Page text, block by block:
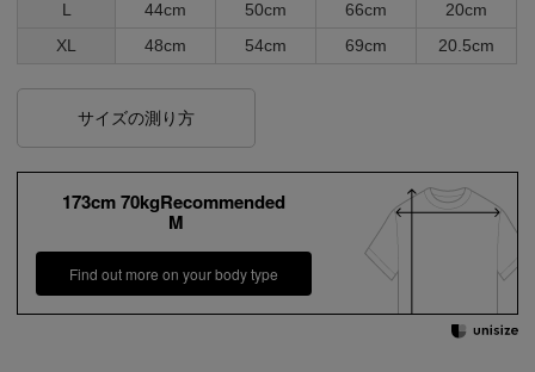
L
44cm 50cm 66cm
20cm
XL
48cm 54cm 69cm 20.5cm
サイズの測り方
173cm 70kgRecommended
M
Find out more on your body type